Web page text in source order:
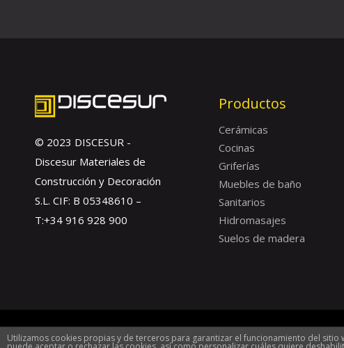
© 2023 DISCESUR -
Discesur Materiales de
Construcción y Decoración
S.L. CIF: B 05348610 –
T:+34 916 928 900
Productos
Cerámicas
Cocinas
Griferías
Muebles de baño
Sanitarios
Hidromasajes
Suelos de madera
Inicio Aviso
Utilizamos cookies propias y de terceros para garantizar el funcionamiento del